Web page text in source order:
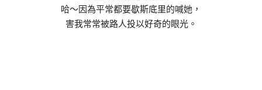
哈～因為平常都要歇斯底里的喊她，
害我常常被路人投以好奇的眼光。